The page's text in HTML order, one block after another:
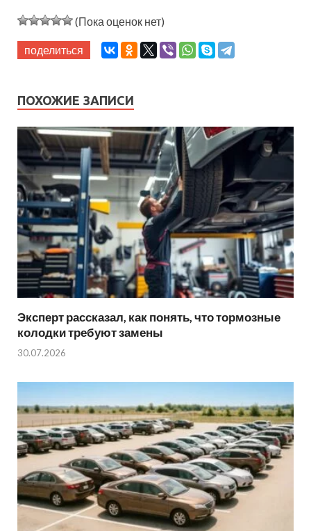
(Пока оценок нет)
поделиться
ПОХОЖИЕ ЗАПИСИ
Эксперт рассказал, как понять, что тормозные
колодки требуют замены
30.07.2026